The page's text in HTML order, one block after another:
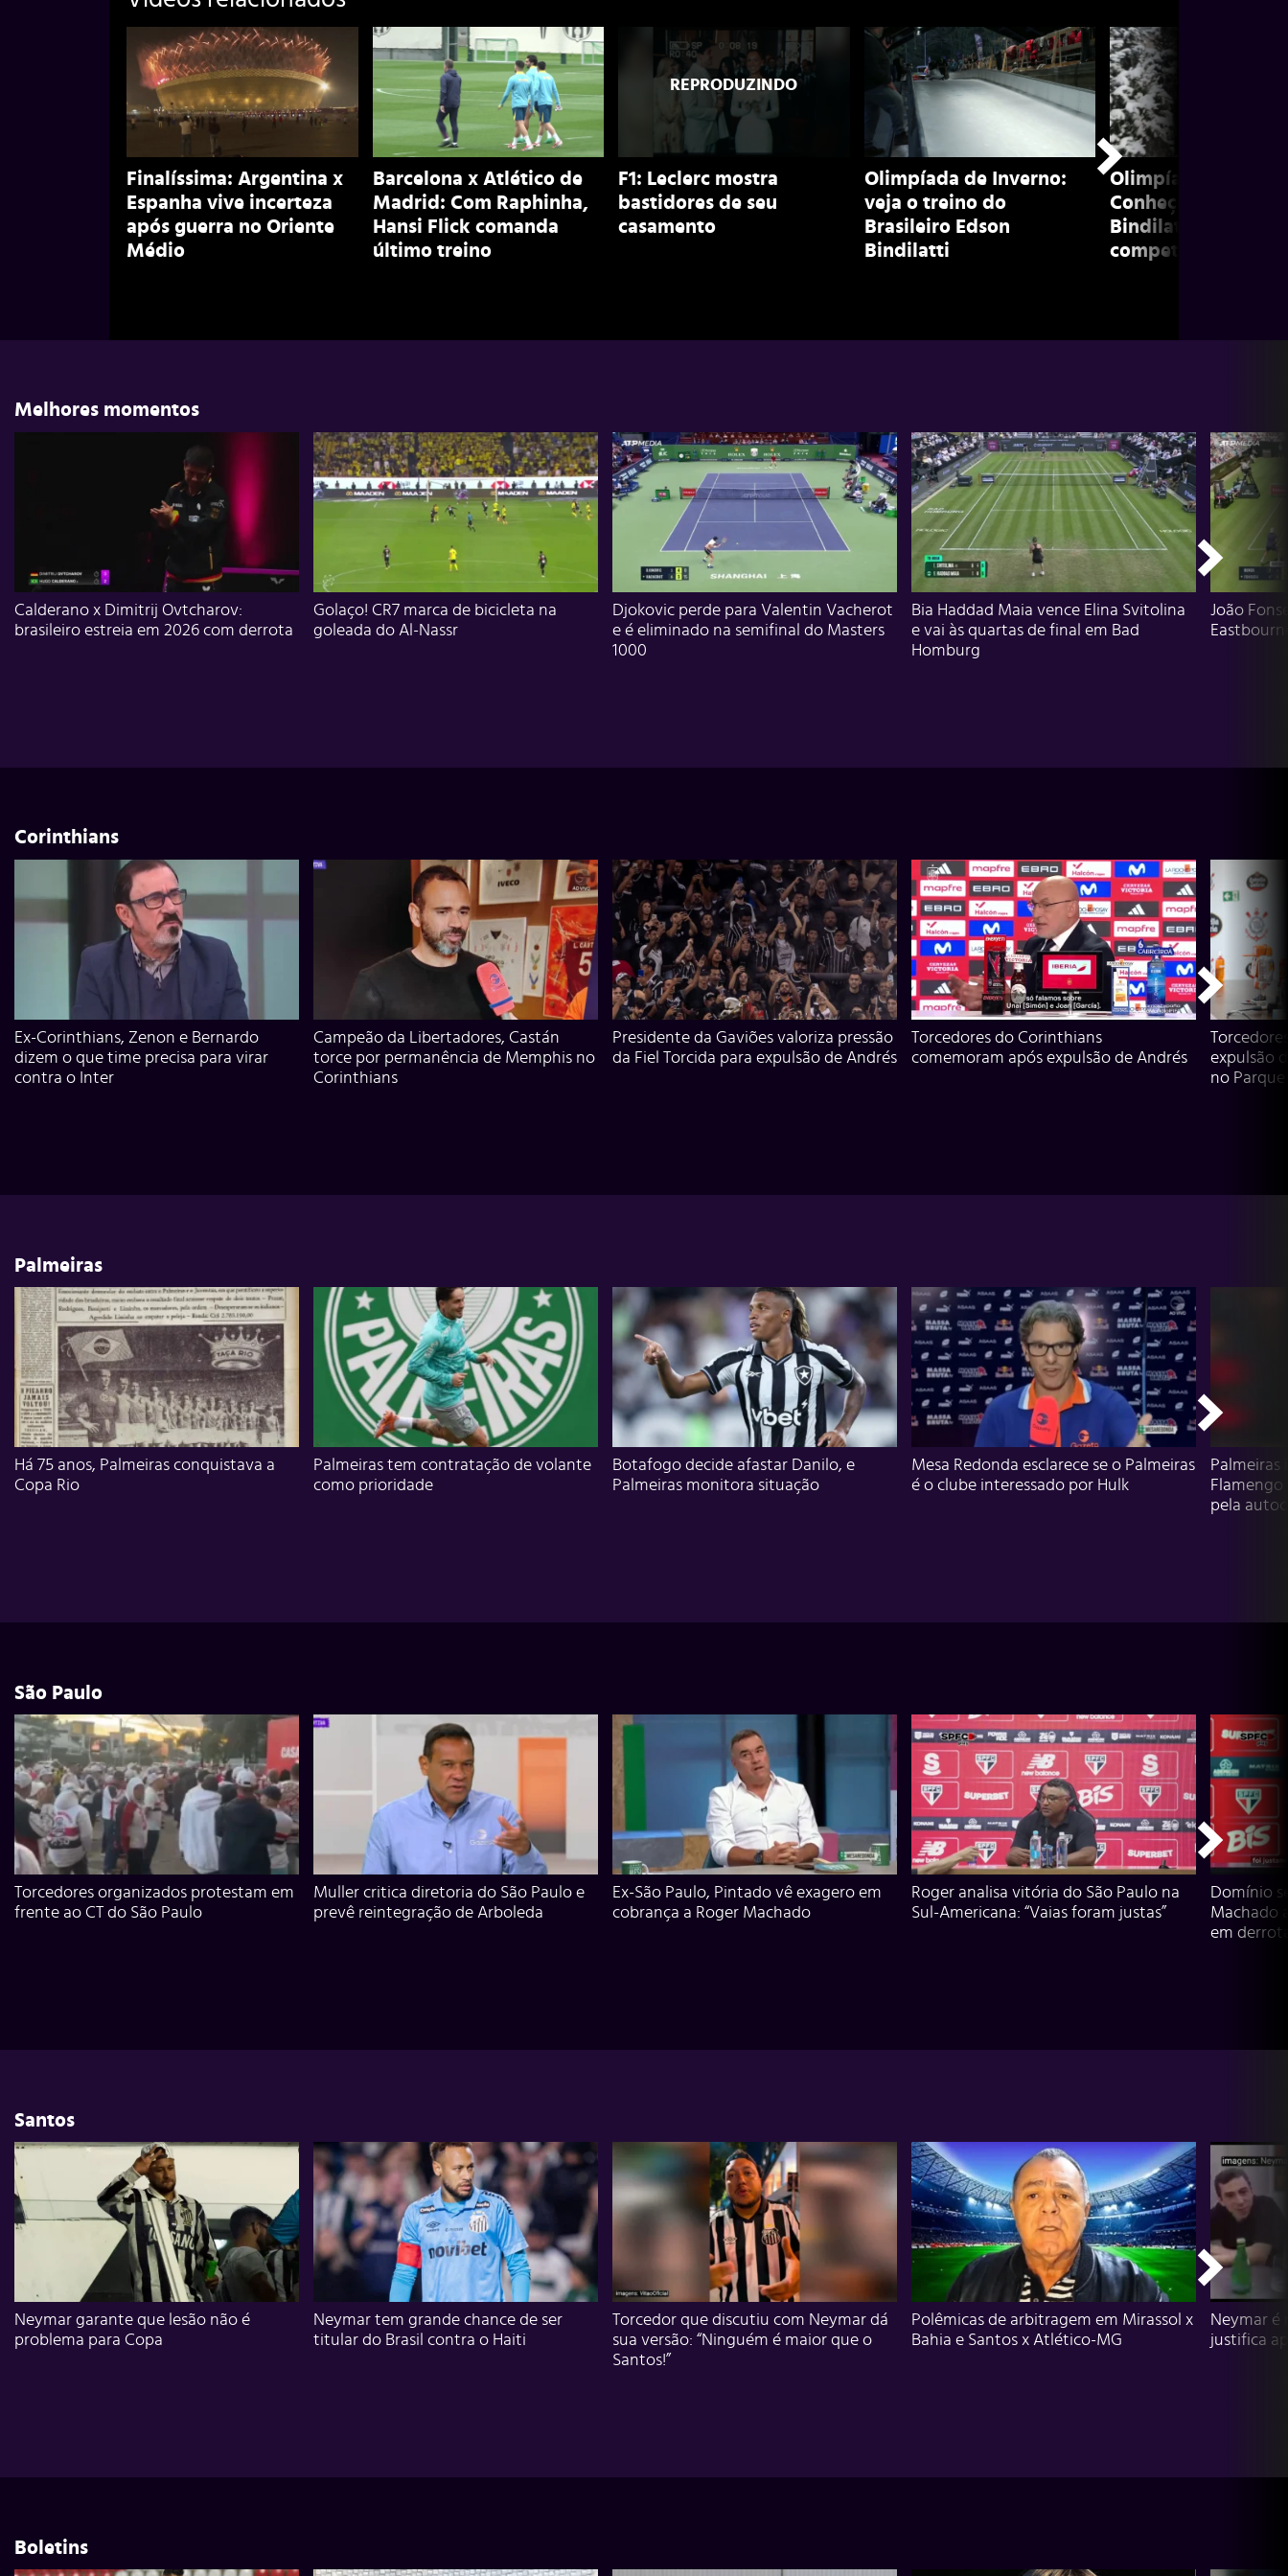
Finalíssima: Argentina x
Espanha vive incerteza
após guerra no Oriente
Médio
Barcelona x Atlético de
Madrid: Com Raphinha,
Hansi Flick comanda
último treino
F1: Leclerc mostra
bastidores de seu
casamento
Olimpíada de Inverno:
veja o treino do
Brasileiro Edson
Bindilatti
Olimpíada de
Conheça Edson
Bindilatti,
competidor de
Melhores momentos
Calderano x Dimitrij Ovtcharov:
brasileiro estreia em 2026 com derrota
Golaço! CR7 marca de bicicleta na
goleada do Al-Nassr
Djokovic perde para Valentin Vacherot
e é eliminado na semifinal do Masters
1000
Bia Haddad Maia vence Elina Svitolina
e vai às quartas de final em Bad
Homburg
João
Corinthians
Ex-Corinthians, Zenon e Bernardo
dizem o que time precisa para virar
contra o Inter
Campeão da Libertadores, Castán
torce por permanência de Memphis no
Corinthians
Presidente da Gaviões valoriza pressão
da Fiel Torcida para expulsão de Andrés
Torcedores do Corinthians
comemoram após expulsão de Andrés
expulsão
no Parque
Palmeiras
Há 75 anos, Palmeiras conquistava a
Copa Rio
Palmeiras tem contratação de volante
como prioridade
Botafogo decide afastar Danilo, e
Palmeiras monitora situação
Mesa Redonda esclarece se o Palmeiras
é o clube interessado por Hulk
Flamengo
pela
São Paulo
Torcedores organizados protestam em
frente ao CT do São Paulo
Muller critica diretoria do São Paulo e
prevê reintegração de Arboleda
Ex-São Paulo, Pintado vê exagero em
cobrança a Roger Machado
Roger analisa vitória do São Paulo na
Sul-Americana: “Vaias foram justas”
Domínio
Machado
em
Santos
Neymar garante que lesão não é
problema para Copa
Neymar tem grande chance de ser
titular do Brasil contra o Haiti
Torcedor que discutiu com Neymar dá
sua versão: “Ninguém é maior que o
Santos!”
Polêmicas de arbitragem em Mirassol x
Bahia e Santos x Atlético-MG
Neymar é
justifica
Boletins